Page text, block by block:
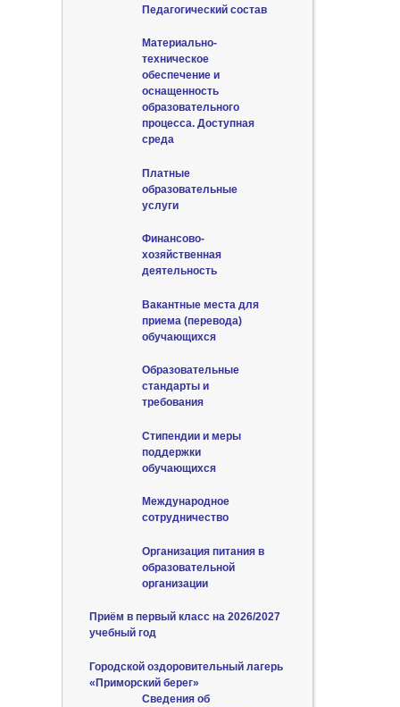
Педагогический состав
Материально-
техническое
обеспечение и
оснащенность
образовательного
процесса. Доступная
среда
Платные
образовательные
услуги
Финансово-
хозяйственная
деятельность
Вакантные места для
приема (перевода)
обучающихся
Образовательные
стандарты и
требования
Стипендии и меры
поддержки
обучающихся
Международное
сотрудничество
Организация питания в
образовательной
организации
Приём в первый класс на 2026/2027
учебный год
Городской оздоровительный лагерь
«Приморский берег»
Сведения об